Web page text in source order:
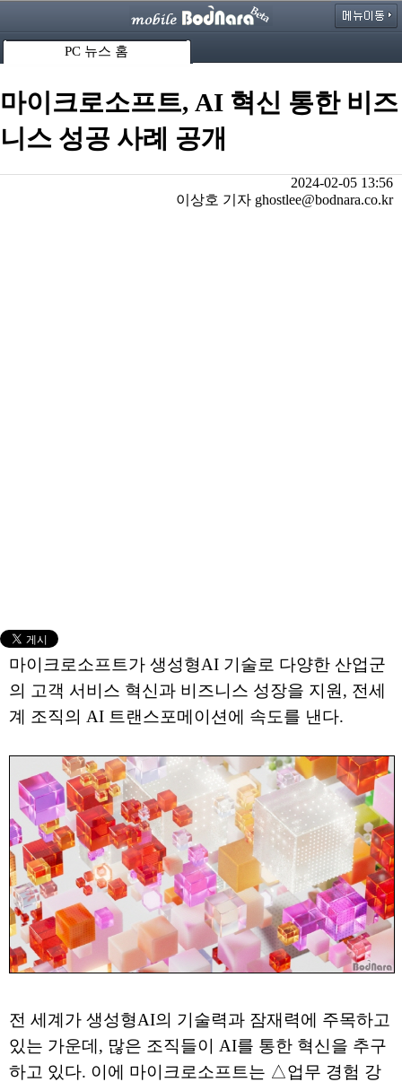
PC 뉴스 홈
마이크로소프트, AI 혁신 통한 비즈
니스 성공 사례 공개
2024-02-05 13:56
이상호 기자 ghostlee@bodnara.co.kr
마이크로소프트가 생성형AI 기술로 다양한 산업군
의 고객 서비스 혁신과 비즈니스 성장을 지원, 전세
계 조직의 AI 트랜스포메이션에 속도를 낸다.
전 세계가 생성형AI의 기술력과 잠재력에 주목하고
있는 가운데, 많은 조직들이 AI를 통한 혁신을 추구
하고 있다. 이에 마이크로소프트는 △업무 경험 강